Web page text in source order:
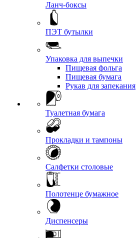
Ланч-боксы
ПЭТ бутылки
Упаковка для выпечки
Пищевая фольга
Пищевая бумага
Рукав для запекания
Туалетная бумага
Прокладки и тампоны
Салфетки столовые
Полотенце бумажное
Диспенсеры